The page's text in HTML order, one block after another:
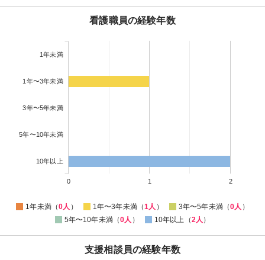
看護職員の経験年数
1年未満
1年〜3年未満
3年〜5年未満
5年〜10年未満
10年以上
0 1 2
1年未満（0人 ） 1年〜3年未満（1人 ） 3年〜5年未満（0人 ）
5年〜10年未満（0人 ） 10年以上（2人 ）
支援相談員の経験年数